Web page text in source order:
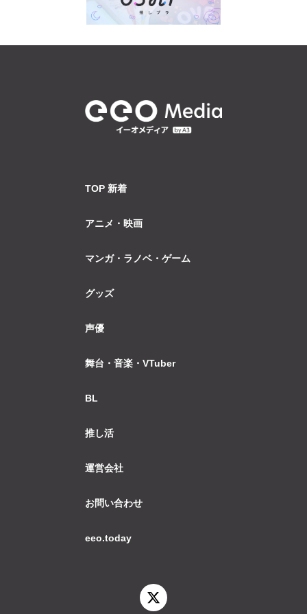
TOP 新着
アニメ・映画
マンガ・ラノベ・ゲーム
グッズ
声優
舞台・音楽・VTuber
BL
推し活
運営会社
お問い合わせ
eeo.today